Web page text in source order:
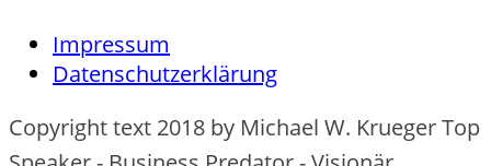
Impressum
Datenschutzerklärung
Copyright text 2018 by Michael W. Krueger Top